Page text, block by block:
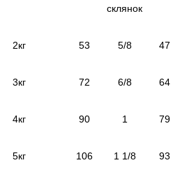
склянок
2кг 53 5/8 47
3кг 72 6/8 64
4кг 90 1 79
5кг 106 1 1/8 93